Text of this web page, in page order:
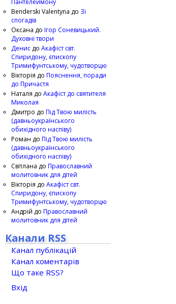
Benderski Valentyna до Зі
спогадів
Оксана до Ігор Соневицький.
Духовні твори
Денис до Акафіст свт.
Спиридону, єпископу
Тримифунтському, чудотворцю
Вікторія до Пояснення, поради
до Причастя
Наталя до Акафіст до святителя
Миколая
Дмитро до Під Твою милість
(давньоукраїнського
обихідного наспіву)
Роман до Під Твою милість
(давньоукраїнського
обихідного наспіву)
Світлана до Православний
молитовник для дітей
Вікторія до Акафіст свт.
Спиридону, єпископу
Тримифунтському, чудотворцю
Андрій до Православний
молитовник для дітей
Канали RSS
Канал публікацій
Канал коментарів
Що таке RSS?
Вхід